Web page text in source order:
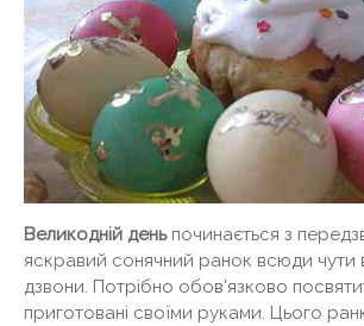
Великодній деньпочинається з
яскравий сонячний ранок всюди чути
дзвони. Потрібно обов'язково
приготовані своїми руками. Цього